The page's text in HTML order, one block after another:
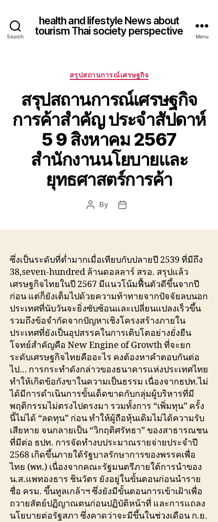
Search
health and lifestyle News about
tourism Thai society perspective
Menu
Categories
สรุปสถานการณ์เศรษฐกิจ
สรุปสถานการณ์เศรษฐกิจ
การค้าสำคัญ ประจำสัปดาห์
5 9 สิงหาคม 2567
สำนักงานนโยบายและ
ยุทธศาสตร์การค้า
Post
By
Post
ซึ่งเป็นระดับที่ต่ำมากเมื่อเทียบกับปลายปี 2539 ที่มีถึง
38,seven-hundred ล้านดอลลาร์ สรอ. สรุปแล้ว
เศรษฐกิจไทยในปี 2567 มีแนวโน้มฟื้นตัวดีขึ้นจากปี
ก่อน แต่ก็ยังเต็มไปด้วยความท้าทายจากปัจจัยลบนอก
ประเทศที่นับวันจะยิ่งซับซ้อนและเปลี่ยนแปลงเร็วขึ้น
รวมถึงข้อจำกัดจากปัญหาเชิงโครงสร้างภายใน
ประเทศที่ยังเป็นอุปสรรคในการเติบโตอย่างยั่งยืน
โจทย์สำคัญคือ New Engine of Growth ที่จะยก
ระดับเศรษฐกิจไทยคืออะไร คงต้องหาคำตอบกันต่อ
ไป… การกระทำดังกล่าวของธนาคารแห่งประเทศไทย
ทำให้เกิดข้อกังขาในความเป็นธรรม เนื่องจากธปท.ไม่
ได้มีการดำเนินการขั้นเด็ดขาดกับกลุ่มผู้บริหารที่มี
พฤติกรรมไม่ตรงไปตรงมา รวมทั้งการ “เพิ่มทุน” ครั้ง
นี้ไม่ได้ “ลดทุน” ก่อน ทำให้ผู้ถือหุ้นเดิมไม่ได้ความรับ
เสียหาย จนกลายเป็น “วิกฤติศรัทธา” ของสาธารณชน
ที่มีต่อ ธปท. การจัดทำงบประมาณรายจ่ายประจำปี
2568 เกิดขึ้นภายใต้รัฐบาลรักษาการของพรรคเพื่อ
ไทย (พท.) เนื่องจากคณะรัฐมนตรีภายใต้การนำของ
น.ส.แพทองธาร ชินวัตร ยังอยู่ในขั้นตอนก่อนนำราย
ชื่อ ครม. ขึ้นทูลเกล้าฯ ซึ่งยังมีขั้นตอนการเข้าเฝ้าเพื่อ
ถวายสัตย์ปฏิญาณตนก่อนปฏิบัติหน้าที่ และการแถลง
นโยบายต่อรัฐสภา ซึ่งคาดว่าจะมีขึ้นในช่วงเดือน ก.ย.